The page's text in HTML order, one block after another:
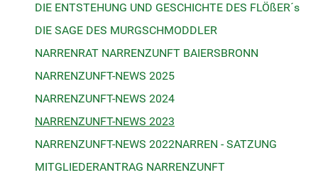
DIE ENTSTEHUNG UND GESCHICHTE DES FLÖßER´s
DIE SAGE DES MURGSCHMODDLER
NARRENRAT NARRENZUNFT BAIERSBRONN
NARRENZUNFT-NEWS 2025
NARRENZUNFT-NEWS 2024
NARRENZUNFT-NEWS 2023
NARRENZUNFT-NEWS 2022NARREN - SATZUNG
MITGLIEDERANTRAG NARRENZUNFT